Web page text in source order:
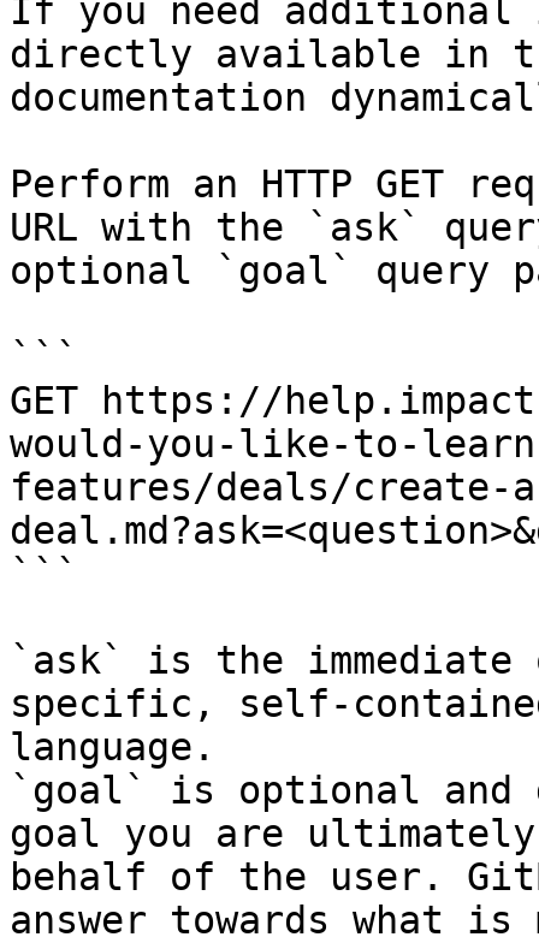
If you need
directly available in
documentation
Perform an HTTP GET
URL with the `ask`
optional `goal` query
```
GET https://
would-you-like-to-
features/deals/create-
```
`ask` is the
specific, self-
language.
`goal` is optional and
goal you are
behalf of the user.
answer towards what